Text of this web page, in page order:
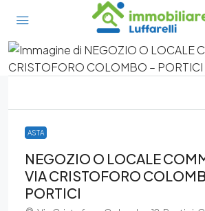
ASTA
NEGOZIO O LOCALE
VIA CRISTOFORO
PORTICI